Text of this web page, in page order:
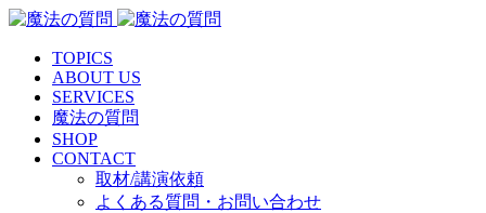
TOPICS
ABOUT US
SERVICES
魔法の質問
SHOP
CONTACT
取材/講演依頼
よくある質問・お問い合わせ